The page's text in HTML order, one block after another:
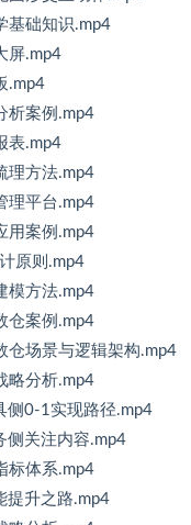
基础知识.mp4
屏.mp4
.mp4
析案例.mp4
表.mp4
理方法.mp4
理平台.mp4
用案例.mp4
原则.mp4
模方法.mp4
仓案例.mp4
场景与逻辑架构.mp4
略分析.mp4
侧0-1实现路径.mp4
关注内容.mp4
标体系.mp4
升之路.mp4